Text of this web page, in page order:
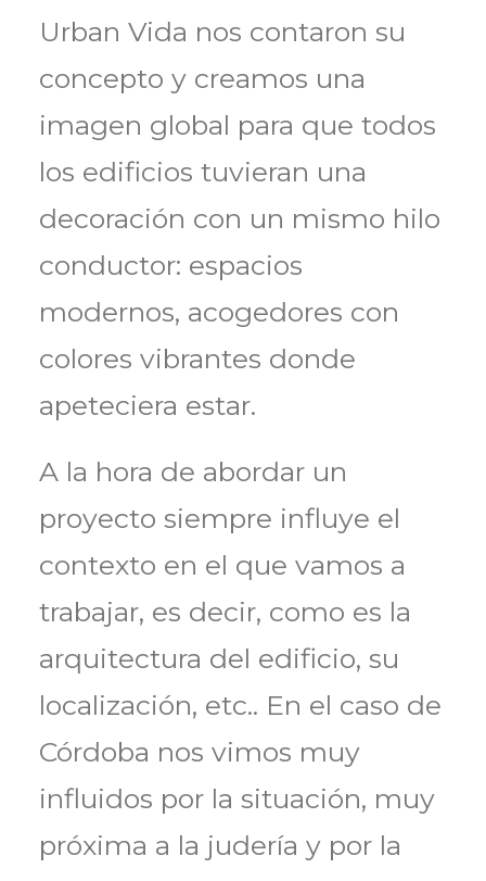
Urban Vida nos contaron su
concepto y creamos una
imagen global para que todos
los edificios tuvieran una
decoración con un mismo hilo
conductor: espacios
modernos, acogedores con
colores vibrantes donde
apeteciera estar.
A la hora de abordar un
proyecto siempre influye el
contexto en el que vamos a
trabajar, es decir, como es la
arquitectura del edificio, su
localización, etc.. En el caso de
Córdoba nos vimos muy
influidos por la situación, muy
próxima a la judería y por la